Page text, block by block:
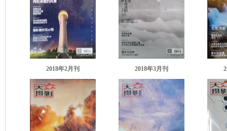
2018年2月刊 2018年3月刊